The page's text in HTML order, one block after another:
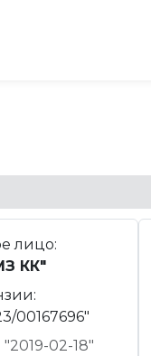
лицо:
КК"
00167696"
02-18"